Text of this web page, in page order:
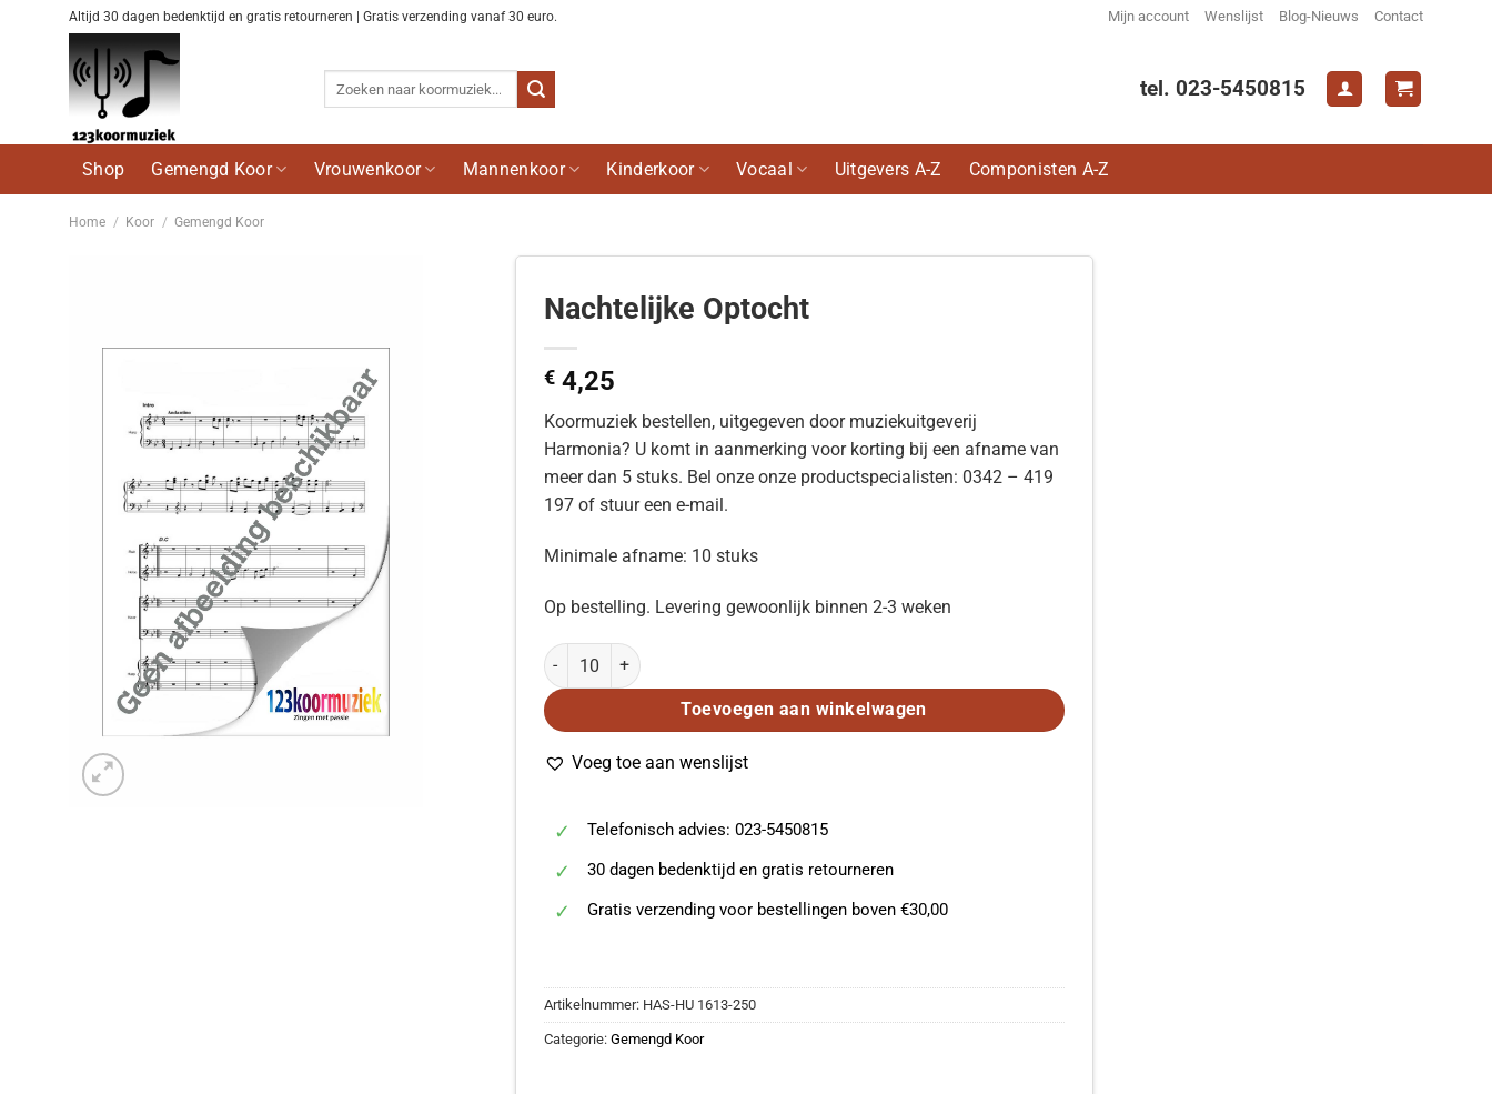
Altijd 30 dagen bedenktijd en gratis retourneren | Gratis verzending vanaf 30 euro. Mijn account Wenslijst Blog-Nieuws Contact
tel. 023-5450815
Shop Gemengd Koor Vrouwenkoor Mannenkoor Kinderkoor Vocaal Uitgevers A-Z Componisten A-Z
Home / Koor / Gemengd Koor
toe aan
wenslijst
Nachtelijke Optocht
€4,25
Koormuziek bestellen, uitgegeven door muziekuitgeverij
Harmonia? U komt in aanmerking voor korting bij een afname van
meer dan 5 stuks. Bel onze onze productspecialisten: 0342 – 419
197 of stuur een e-mail.
Minimale afname: 10 stuks
Op bestelling. Levering gewoonlijk binnen 2-3 weken
Nachtelijke Optocht aantal
Toevoegen aan winkelwagen
Voeg toe aan wenslijst
Telefonisch advies: 023-5450815
30 dagen bedenktijd en gratis retourneren
Gratis verzending voor bestellingen boven €30,00
Artikelnummer: HAS-HU 1613-250
Categorie: Gemengd Koor